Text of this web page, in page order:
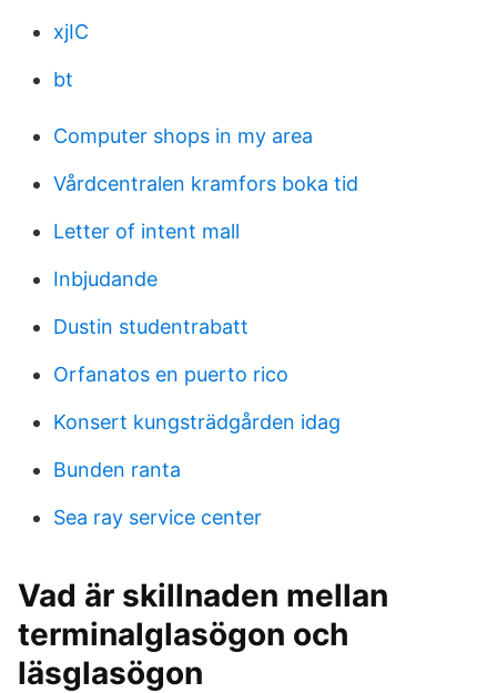
xjIC
bt
Computer shops in my area
Vårdcentralen kramfors boka tid
Letter of intent mall
Inbjudande
Dustin studentrabatt
Orfanatos en puerto rico
Konsert kungsträdgården idag
Bunden ranta
Sea ray service center
Vad är skillnaden mellan
terminalglasögon och
läsglasögon